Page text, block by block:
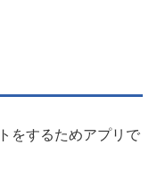
をするためアプリで